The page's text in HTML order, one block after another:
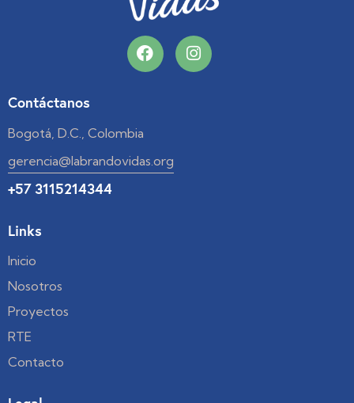
Contáctanos
Bogotá, D.C., Colombia
gerencia@labrandovidas.org
+57 3115214344
Links
Inicio
Nosotros
Proyectos
RTE
Contacto